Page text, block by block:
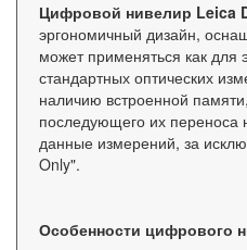
Цифровой нивелир Leica
эргономичный дизайн,
может применяться как для
стандартных оптических
наличию встроенной
последующего их переноса
данные измерений, за
Only".
Особенности цифрового